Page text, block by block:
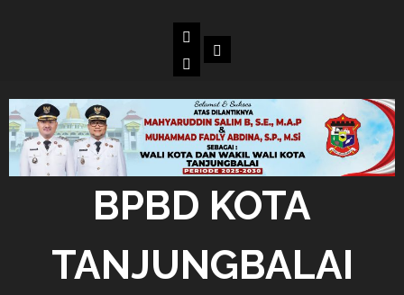
Beranda
BPBD
Tanjungbalai
Dokumen
BPBD KOTA
TANJUNGBALAI